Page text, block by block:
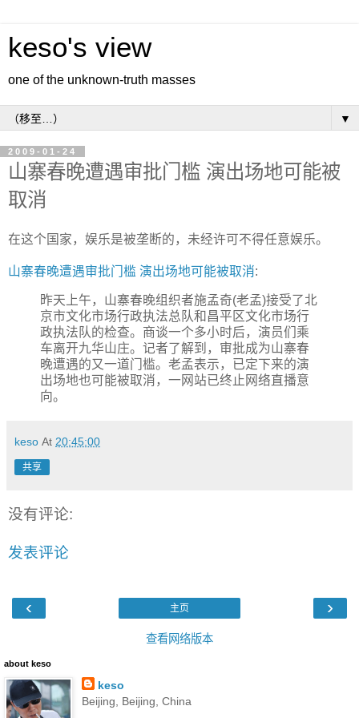
keso's view
one of the unknown-truth masses
▼
2009-01-24
山寨春晚遭遇审批门槛 演出场地可能被
取消
在这个国家，娱乐是被垄断的，未经许可不得任意娱乐。
山寨春晚遭遇审批门槛 演出场地可能被取消:
昨天上午，山寨春晚组织者施孟奇(老孟)接受了北
京市文化市场行政执法总队和昌平区文化市场行
政执法队的检查。商谈一个多小时后，演员们乘
车离开九华山庄。记者了解到，审批成为山寨春
晚遭遇的又一道门槛。老孟表示，已定下来的演
出场地也可能被取消，一网站已终止网络直播意
向。
keso At 20:45:00
共享
没有评论:
发表评论
‹ ›
主页
查看网络版本
about keso
keso
Beijing, Beijing, China